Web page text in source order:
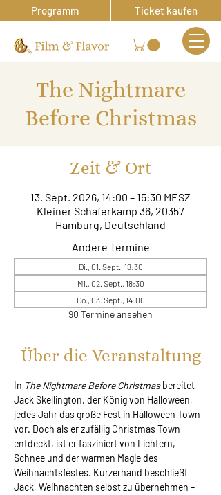
Programm Ticket kaufen
The Nightmare
Before Christmas
Zeit & Ort
13. Sept. 2026, 14:00 – 15:30 MESZ
Kleiner Schäferkamp 36, 20357
Hamburg, Deutschland
Andere Termine
Di., 01. Sept., 18:30
Mi., 02. Sept., 18:30
Do., 03. Sept., 14:00
90 Termine ansehen
Über die Veranstaltung
In The Nightmare Before Christmas bereitet
Jack Skellington, der König von Halloween,
jedes Jahr das große Fest in Halloween Town
vor. Doch als er zufällig Christmas Town
entdeckt, ist er fasziniert von Lichtern,
Schnee und der warmen Magie des
Weihnachtsfestes. Kurzerhand beschließt
Jack, Weihnachten selbst zu übernehmen –